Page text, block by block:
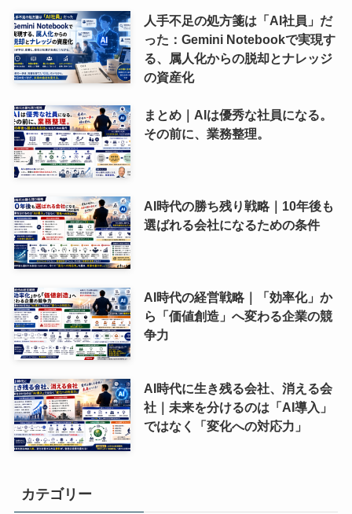
人手不足の処方箋は「AI社員」だ
った：Gemini Notebookで実現す
る、属人化からの脱却とナレッジ
の資産化
まとめ｜AIは優秀な社員になる。
その前に、業務整理。
AI時代の勝ち残り戦略｜10年後も
選ばれる会社になるための条件
AI時代の経営戦略｜「効率化」か
ら「価値創造」へ変わる企業の競
争力
AI時代に生き残る会社、消える会
社｜未来を分けるのは「AI導入」
ではなく「変化への対応力」
カテゴリー